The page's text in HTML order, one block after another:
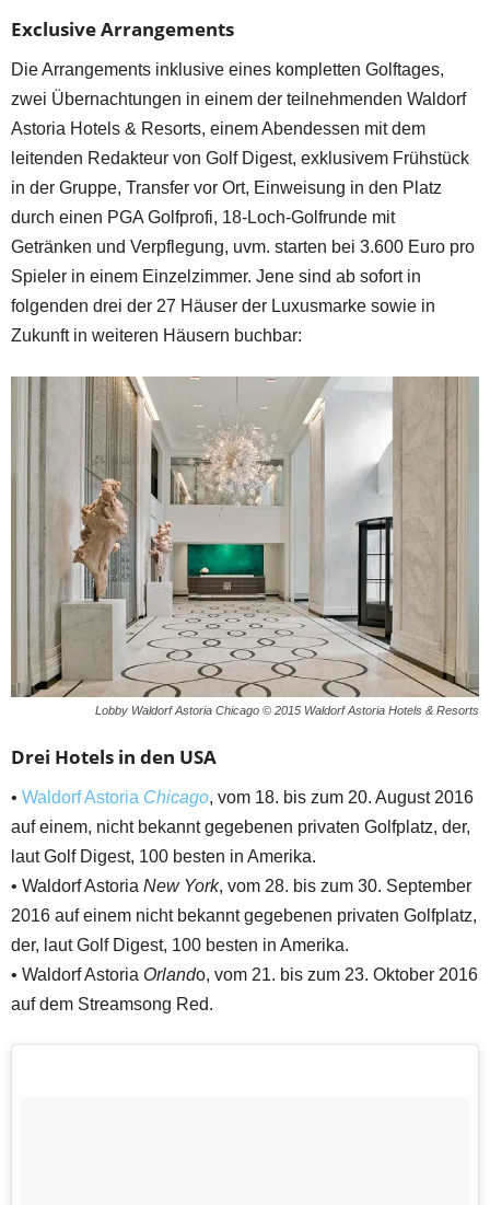
Exclusive Arrangements
Die Arrangements inklusive eines kompletten Golftages,
zwei Übernachtungen in einem der teilnehmenden Waldorf
Astoria Hotels & Resorts, einem Abendessen mit dem
leitenden Redakteur von Golf Digest, exklusivem Frühstück
in der Gruppe, Transfer vor Ort, Einweisung in den Platz
durch einen PGA Golfprofi, 18-Loch-Golfrunde mit
Getränken und Verpflegung, uvm. starten bei 3.600 Euro pro
Spieler in einem Einzelzimmer. Jene sind ab sofort in
folgenden drei der 27 Häuser der Luxusmarke sowie in
Zukunft in weiteren Häusern buchbar:
Lobby Waldorf Astoria Chicago © 2015 Waldorf Astoria Hotels & Resorts
Drei Hotels in den USA
• Waldorf Astoria Chicago, vom 18. bis zum 20. August 2016
auf einem, nicht bekannt gegebenen privaten Golfplatz, der,
laut Golf Digest, 100 besten in Amerika.
• Waldorf Astoria New York, vom 28. bis zum 30. September
2016 auf einem nicht bekannt gegebenen privaten Golfplatz,
der, laut Golf Digest, 100 besten in Amerika.
• Waldorf Astoria Orlando, vom 21. bis zum 23. Oktober 2016
auf dem Streamsong Red.